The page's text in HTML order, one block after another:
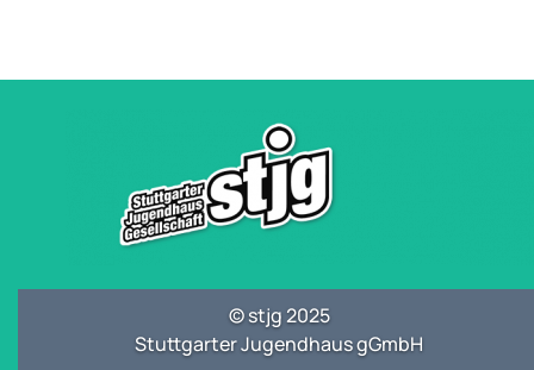
© stjg 2025
Stuttgarter Jugendhaus gGmbH